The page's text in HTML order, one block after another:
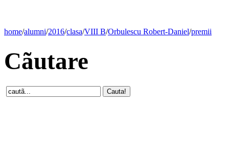
home/alumni/2016/clasa/VIII B/Orbulescu Robert-Daniel/premii
Cãutare